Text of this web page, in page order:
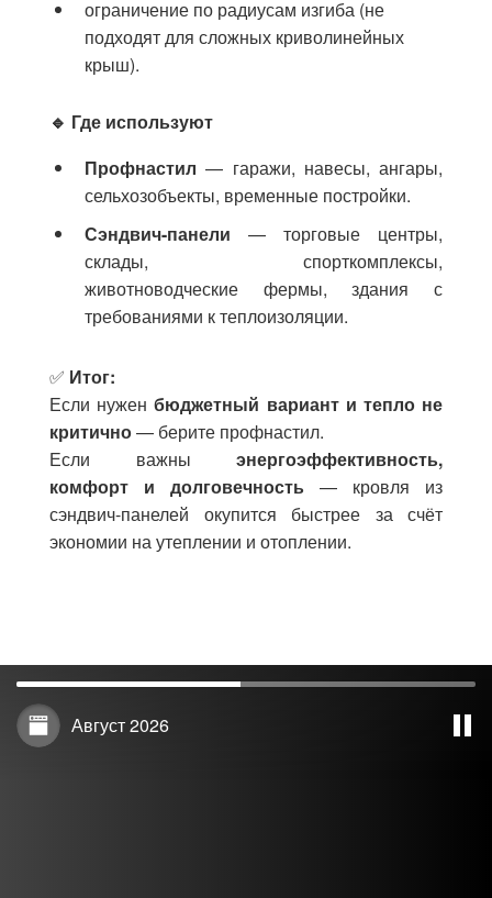
ограничение по радиусам изгиба (не
подходят для сложных криволинейных
крыш).
🔹 Где используют
Профнастил — гаражи, навесы, ангары,
сельхозобъекты, временные постройки.
Сэндвич-панели — торговые центры,
склады, спорткомплексы,
животноводческие фермы, здания с
требованиями к теплоизоляции.
✅ Итог:
Если нуженбюджетный вариант и тепло не
критично— берите профнастил.
Если важны энергоэффективность,
комфорт и долговечность — кровля из
сэндвич-панелей окупится быстрее за счёт
экономии на утеплении и отоплении.
Август 2026